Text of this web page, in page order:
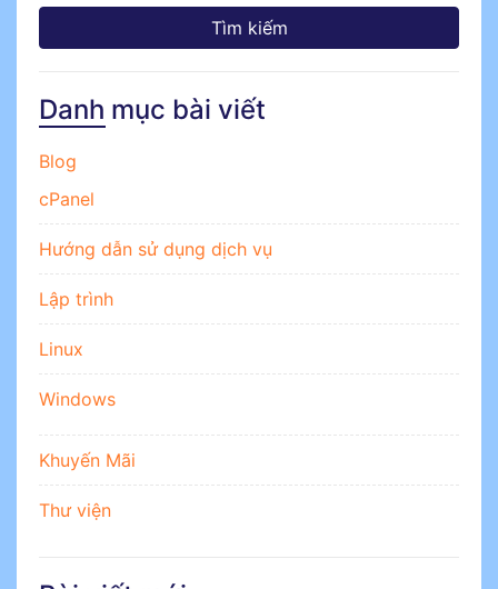
Danh mục bài viết
Blog
cPanel
Hướng dẫn sử dụng dịch vụ
Lập trình
Linux
Windows
Khuyến Mãi
Thư viện